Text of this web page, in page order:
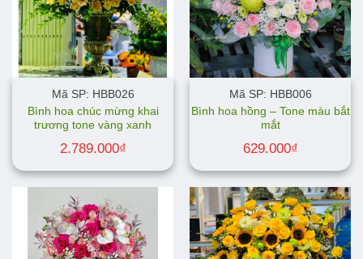
Mã SP: HBB026
Bình hoa chúc mừng khai
trương tone vàng xanh
2.789.000₫
Mã SP: HBB006
Bình hoa hồng – Tone màu bắt
mắt
629.000₫